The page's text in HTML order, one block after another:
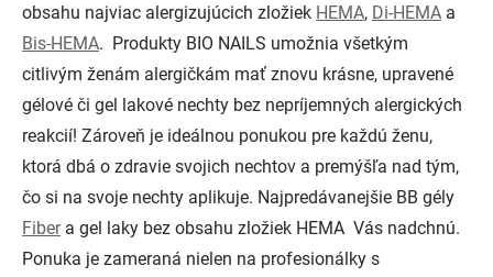
obsahu najviac alergizujúcich zložiek HEMA, Di-HEMA a
Bis-HEMA. Produkty BIO NAILS umožnia všetkým
citlivým ženám alergičkám mať znovu krásne, upravené
gélové či gel lakové nechty bez nepríjemných alergických
reakcií! Zároveň je ideálnou ponukou pre každú ženu,
ktorá dbá o zdravie svojich nechtov a premýšľa nad tým,
čo si na svoje nechty aplikuje. Najpredávanejšie BB gély
Fibera gel laky bez obsahu zložiek HEMA Vás nadchnú.
Ponuka je zameraná nielen na profesionálky s